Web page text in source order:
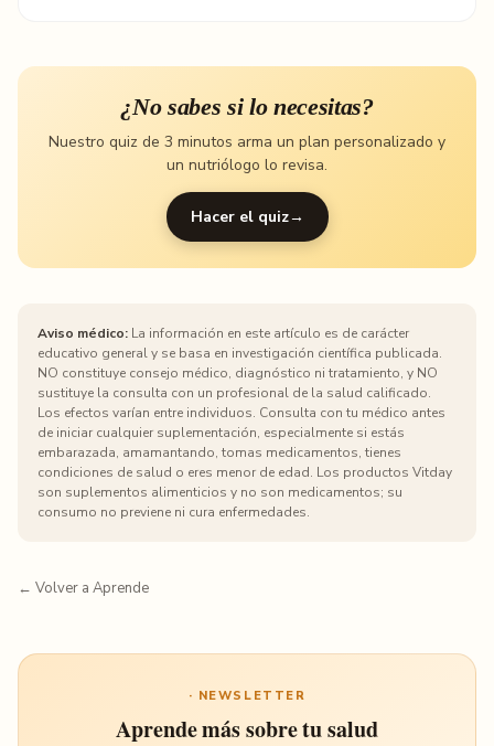
¿No sabes si lo necesitas?
Nuestro quiz de 3 minutos arma un plan personalizado y
un nutriólogo lo revisa.
Hacer el quiz→
Aviso médico: La información en este artículo es de carácter
educativo general y se basa en investigación científica publicada.
NO constituye consejo médico, diagnóstico ni tratamiento, y NO
sustituye la consulta con un profesional de la salud calificado.
Los efectos varían entre individuos. Consulta con tu médico antes
de iniciar cualquier suplementación, especialmente si estás
embarazada, amamantando, tomas medicamentos, tienes
condiciones de salud o eres menor de edad. Los productos Vitday
son suplementos alimenticios y no son medicamentos; su
consumo no previene ni cura enfermedades.
← Volver a Aprende
· NEWSLETTER
Aprende más sobre tu salud